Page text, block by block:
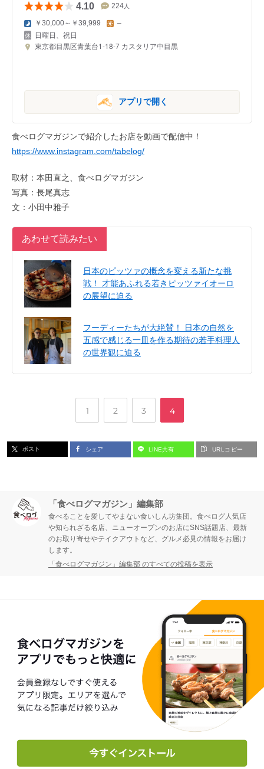
4.10 224 人
￥30,000～￥39,999 –
日曜日、祝日
東京都目黒区青葉台1-18-7 カスタリア中目黒
アプリで開く
食べログマガジンで紹介したお店を動画で配信中！
https://www.instagram.com/tabelog/
取材：本田直之、食べログマガジン
写真：長尾真志
文：小田中雅子
あわせて読みたい
日本のピッツァの概念を変える新たな挑
戦！ 才能あふれる若きピッツァイオーロ
の展望に迫る
フーディーたちが大絶賛！ 日本の自然を
五感で感じる一皿を作る期待の若手料理人
の世界観に迫る
ペ
ジ
1
,
ペ
ジ
2
,
ペ
ジ
3
,
ペ
ジ
4
ポスト シェア LINE共有 URLコピー
「食べログマガジン」編集部
食べることを愛してやまない食いしん坊集団。食べログ人気店
や知られざる名店、ニューオープンのお店にSNS話題店、最新
のお取り寄せやテイクアウトなど、グルメ必見の情報をお届け
します。
「食べログマガジン」編集部 のすべての投稿を表示